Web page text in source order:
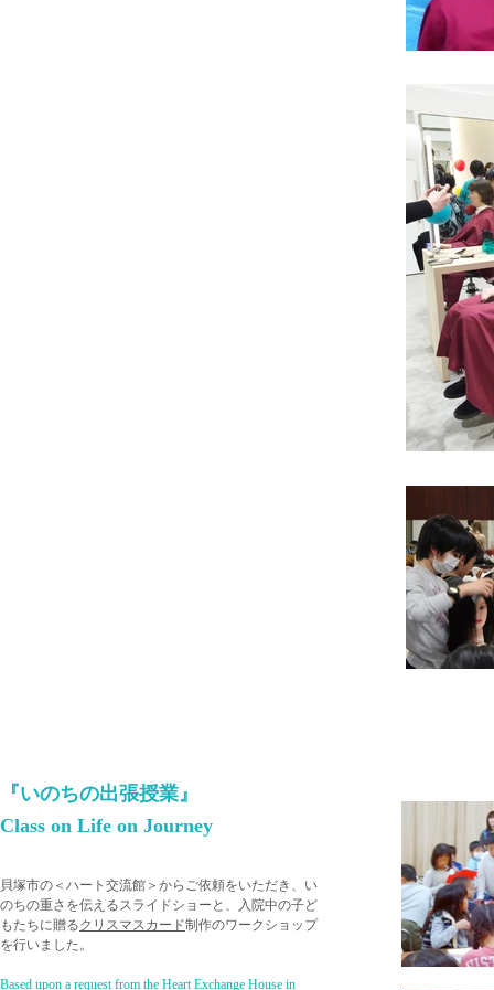
『いのちの出張授業』
Class on Life on Journey
​貝塚市の＜ハート交流館＞からご依頼をいただき、い
のちの重さを伝えるスライドショーと、入院中の子ど
もたちに贈るクリスマスカード制作のワークショップ
を行いました。
Based upon a request from the Heart Exchange House in